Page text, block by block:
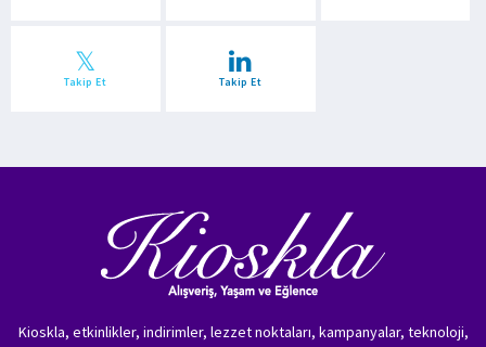
Takip Et Takip Et
Kioskla, etkinlikler, indirimler, lezzet noktaları, kampanyalar, teknoloji,